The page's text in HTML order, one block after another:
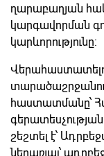
ղարաբաղյան
կարգավորման
կարևորությունը:
հաստատմանը՝
շեշտել է՝
ներառյալ՝